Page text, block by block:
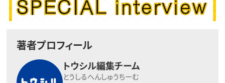
著者プロフィール
トウシル編集チーム
とうしるへんしゅうちーむ